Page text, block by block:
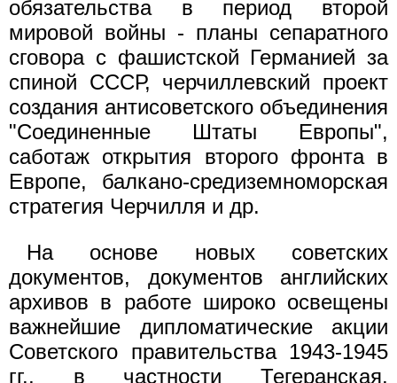
обязательства в период второй
мировой войны - планы сепаратного
сговора с фашистской Германией за
спиной СССР, черчиллевский проект
создания антисоветского объединения
"Соединенные Штаты Европы",
саботаж открытия второго фронта в
Европе, балкано-средиземноморская
стратегия Черчилля и др.
На основе новых советских
документов, документов английских
архивов в работе широко освещены
важнейшие дипломатические акции
Советского правительства 1943-1945
гг., в частности Тегеранская,